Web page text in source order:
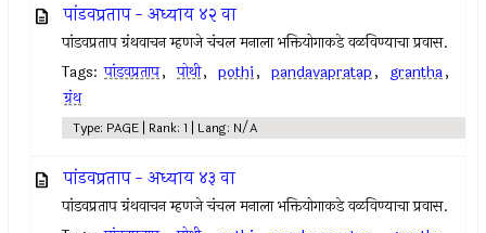
पांडवप्रताप - अध्याय ४२ वा
पांडवप्रताप ग्रंथवाचन म्हणजे चंचल मनाला भक्तियोगाकडे वळविण्याचा प्रवास.
Tags: पांडवप्रताप, पोथी, pothi, pandavapratap, grantha,
ग्रंथ
Type: PAGE | Rank: 1 | Lang: N/A
पांडवप्रताप - अध्याय ४३ वा
पांडवप्रताप ग्रंथवाचन म्हणजे चंचल मनाला भक्तियोगाकडे वळविण्याचा प्रवास.